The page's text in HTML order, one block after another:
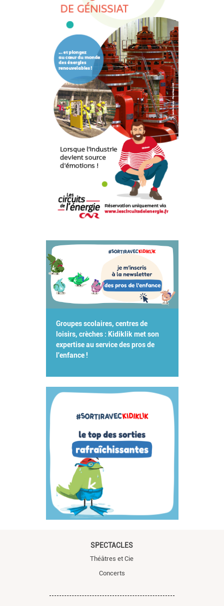
Groupes scolaires, centres de
loisirs, crèches : Kidiklik met son
expertise au service des pros de
l'enfance !
SPECTACLES
Théâtres et Cie
Concerts